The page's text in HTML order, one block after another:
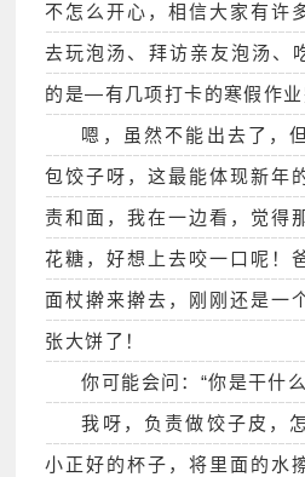
不怎么开心，相信大家有许
去玩泡汤、拜访亲友泡汤
的是―有几项打卡的寒假作业
嗯，虽然不能出去了，
包饺子呀，这最能体现新年
责和面，我在一边看，觉得
花糖，好想上去咬一口呢！
面杖擀来擀去，刚刚还是一
张大饼了！
你可能会问：“你是干什
我呀，负责做饺子皮，
小正好的杯子，将里面的水